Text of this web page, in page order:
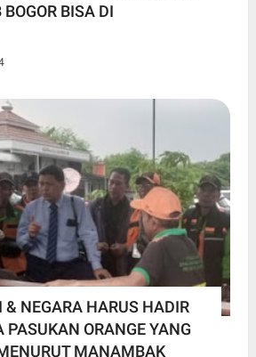
BISA DI
& NEGARA HARUS HADIR
PASUKAN ORANGE YANG
MANAMBAK